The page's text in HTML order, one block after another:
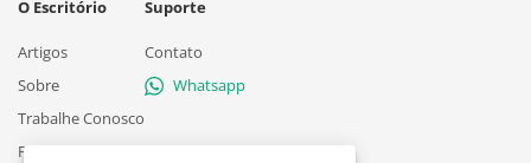
O Escritório
Artigos
Sobre
Trabalhe Conosco
Privacidade
Suporte
Contato
Whatsapp